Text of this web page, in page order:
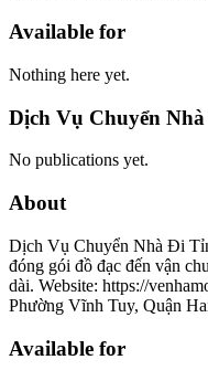
Available for
Nothing here yet.
Dịch Vụ Chuyển
No publications yet.
About
Dịch Vụ Chuyển Nhà Đi
đóng gói đồ đạc đến vận
dài. Website: https://
Phường Vĩnh Tuy, Quận
Available for